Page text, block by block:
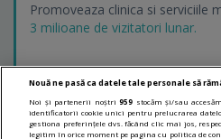
Promoveaza clinica si serviciile
3 milioane de vizitatori lunar.
LINKURI UTILE
Nouă ne pasă ca datele tale personale să
Noi și partenerii noștri959 stocăm și/sau
identificatorii cookie unici pentru prelucrarea
gestiona preferințele dvs. făcând clic mai jos,
legitim în orice moment pe pagina cu politica de